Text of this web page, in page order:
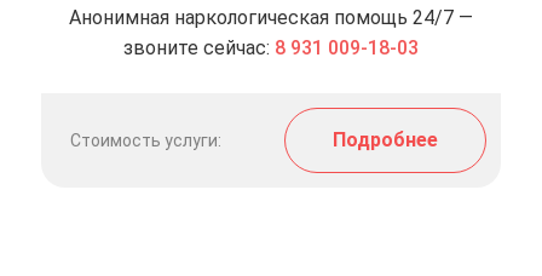
Анонимная наркологическая помощь 24/7 —
звоните сейчас: 8 931 009-18-03
Стоимость услуги: Подробнее